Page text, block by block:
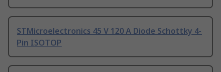
STMicroelectronics 45 V 120 A Diode Schottky 4-
Pin ISOTOP